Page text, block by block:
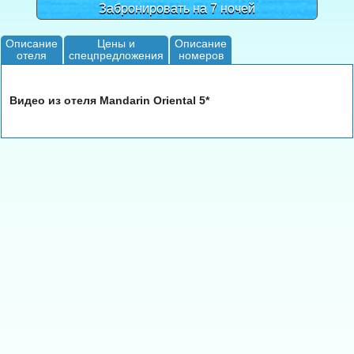
Забронировать на 7 ночей
Описание
отеля
Цены и
спецпредложения
Описание
номеров
Видео из отеля Mandarin Oriental 5*